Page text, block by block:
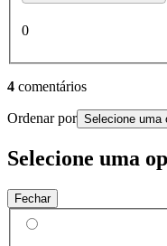
0
4 comentários
Ordenar por Selecione uma
Selecione uma
Fechar